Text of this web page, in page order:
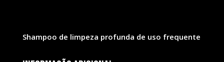
Shampoo de limpeza profunda de uso frequente